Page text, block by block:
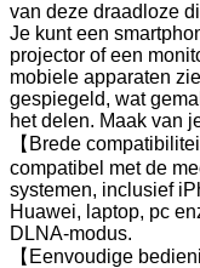
van deze draadloze
Je kunt een
projector of een
mobiele apparaten
gespiegeld, wat
het delen. Maak van
【Brede
compatibel met de
systemen, inclusief
Huawei, laptop, pc
DLNA-modus.
【Eenvoudige